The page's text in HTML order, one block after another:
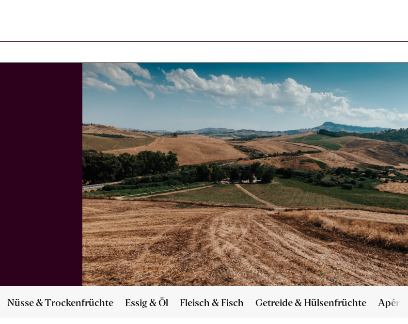
Nüsse & Trockenfrüchte Essig & Öl Fleisch & Fisch Getreide & Hülsenfrüchte Apéro